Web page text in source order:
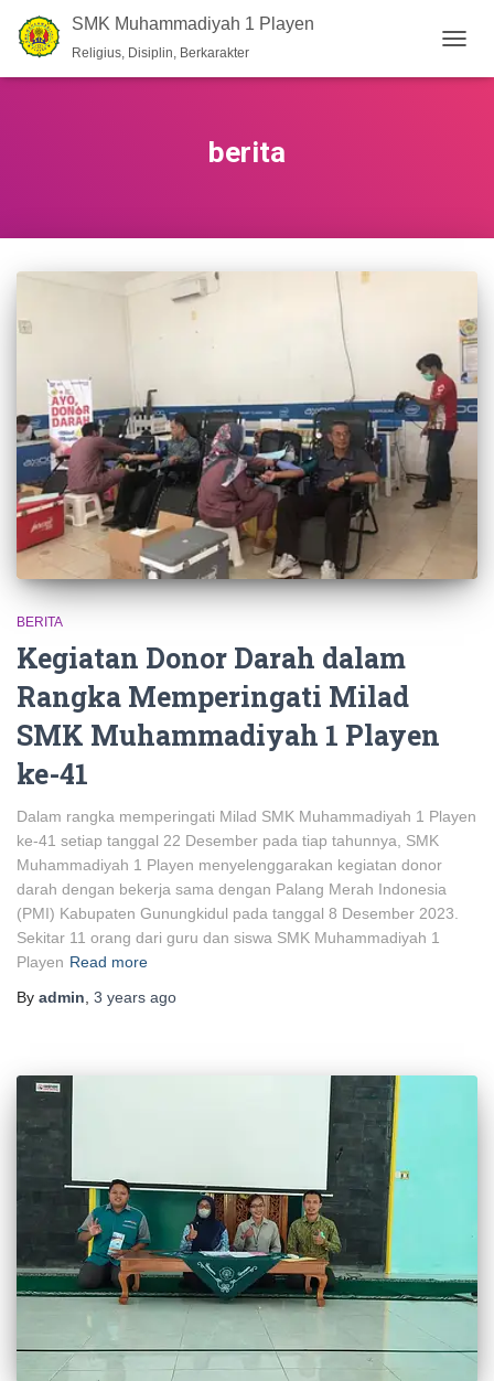
SMK Muhammadiyah 1 Playen
Religius, Disiplin, Berkarakter
berita
BERITA
Kegiatan Donor Darah dalam
Rangka Memperingati Milad
SMK Muhammadiyah 1 Playen
ke-41
Dalam rangka memperingati Milad SMK Muhammadiyah 1 Playen
ke-41 setiap tanggal 22 Desember pada tiap tahunnya, SMK
Muhammadiyah 1 Playen menyelenggarakan kegiatan donor
darah dengan bekerja sama dengan Palang Merah Indonesia
(PMI) Kabupaten Gunungkidul pada tanggal 8 Desember 2023.
Sekitar 11 orang dari guru dan siswa SMK Muhammadiyah 1
Playen Read more
By admin 3 years ago